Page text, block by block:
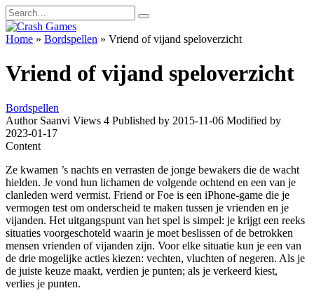
Skip
to
content
Search
for:
Home » Bordspellen » Vriend of vijand speloverzicht
Vriend of vijand speloverzicht
Bordspellen
Author Saanvi Views 4 Published by 2015-11-06 Modified by
2023-01-17
Content
Ze kwamen ’s nachts en verrasten de jonge bewakers die de wacht
hielden. Je vond hun lichamen de volgende ochtend en een van je
clanleden werd vermist. Friend or Foe is een iPhone-game die je
vermogen test om onderscheid te maken tussen je vrienden en je
vijanden. Het uitgangspunt van het spel is simpel: je krijgt een reeks
situaties voorgeschoteld waarin je moet beslissen of de betrokken
mensen vrienden of vijanden zijn. Voor elke situatie kun je een van
de drie mogelijke acties kiezen: vechten, vluchten of negeren. Als je
de juiste keuze maakt, verdien je punten; als je verkeerd kiest,
verlies je punten.